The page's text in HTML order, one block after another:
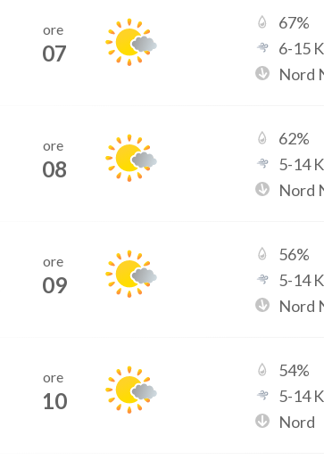
ore
07
67%
6-15
Nord
ore
08
62%
5-14
Nord
ore
09
56%
5-14
Nord
ore
10
54%
5-14
Nord